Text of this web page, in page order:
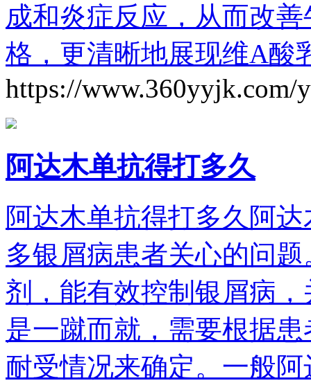
成和炎症反应，从而改
格，更清晰地展现维A酸
https://www.360yyjk.com/
阿达木单抗得打多久
阿达木单抗得打多久阿
多银屑病患者关心的问
剂，能有效控制银屑病
是一蹴而就，需要根据
耐受情况来确定。一般